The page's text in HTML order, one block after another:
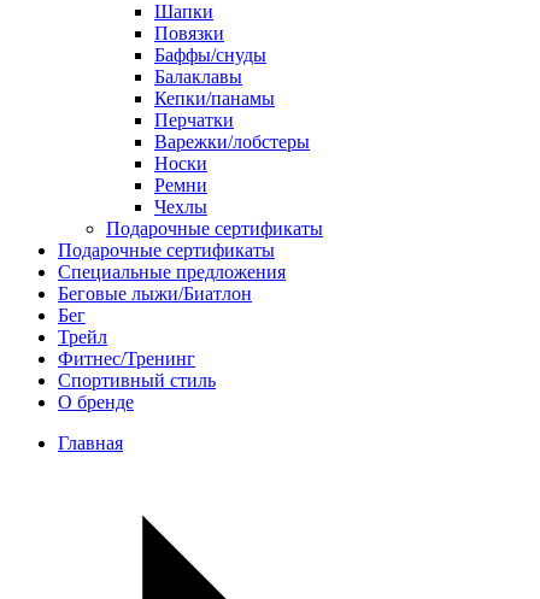
Шапки
Повязки
Баффы/снуды
Балаклавы
Кепки/панамы
Перчатки
Варежки/лобстеры
Носки
Ремни
Чехлы
Подарочные сертификаты
Подарочные сертификаты
Специальные предложения
Беговые лыжи/Биатлон
Бег
Трейл
Фитнес/Тренинг
Спортивный стиль
О бренде
Главная